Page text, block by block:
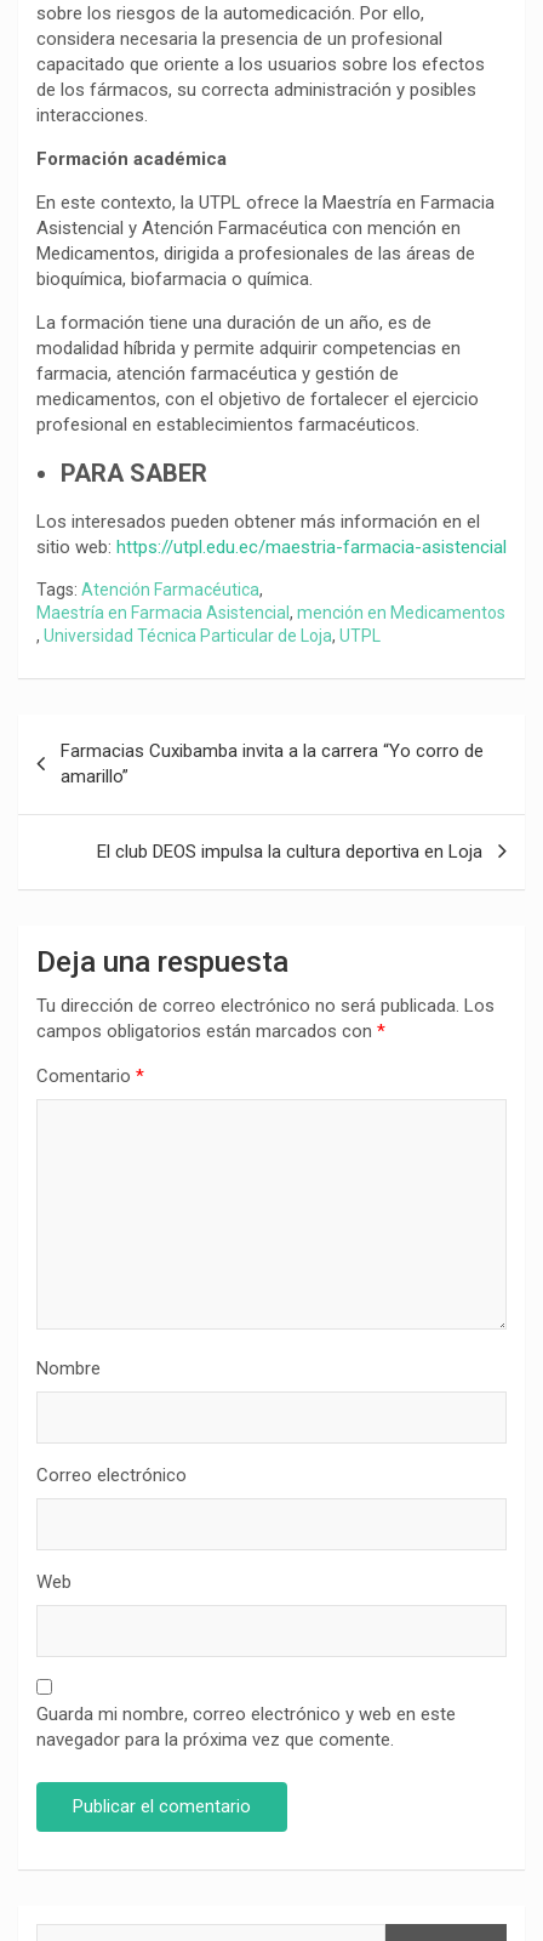
sobre los riesgos de la automedicación. Por ello,
considera necesaria la presencia de un profesional
capacitado que oriente a los usuarios sobre los efectos
de los fármacos, su correcta administración y posibles
interacciones.
Formación académica
En este contexto, la UTPL ofrece la Maestría en Farmacia
Asistencial y Atención Farmacéutica con mención en
Medicamentos, dirigida a profesionales de las áreas de
bioquímica, biofarmacia o química.
La formación tiene una duración de un año, es de
modalidad híbrida y permite adquirir competencias en
farmacia, atención farmacéutica y gestión de
medicamentos, con el objetivo de fortalecer el ejercicio
profesional en establecimientos farmacéuticos.
PARA SABER
Los interesados pueden obtener más información en el
sitio web: https://utpl.edu.ec/maestria-farmacia-asistencial
Tags: Atención Farmacéutica,
Maestría en Farmacia Asistencial, mención en Medicamentos
, Universidad Técnica Particular de Loja, UTPL
de
entradas
Farmacias Cuxibamba invita a la carrera “Yo corro de
amarillo”
El club DEOS impulsa la cultura deportiva en Loja
Deja una respuesta
Tu dirección de correo electrónico no será publicada. Los
campos obligatorios están marcados con *
Comentario *
Nombre
Correo electrónico
Web
Guarda mi nombre, correo electrónico y web en este
navegador para la próxima vez que comente.